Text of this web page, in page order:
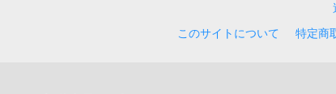
このサイトについて
特定商